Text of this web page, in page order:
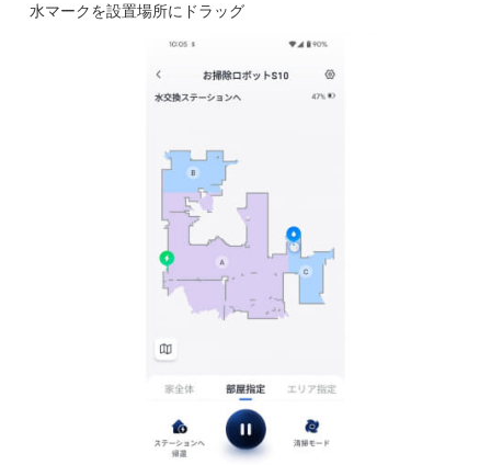
水マークを設置場所にドラッグ